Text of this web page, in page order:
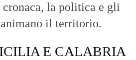
la politica e gli
il territorio.
E CALABRIA